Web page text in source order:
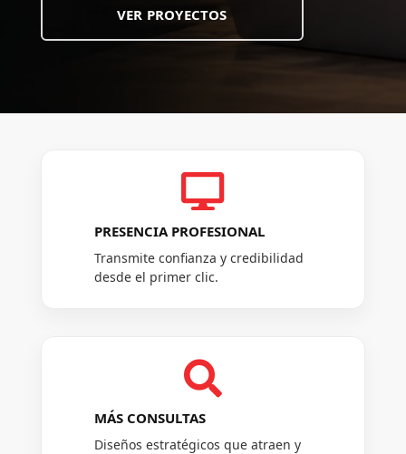
VER PROYECTOS

PRESENCIA PROFESIONAL
Transmite confianza y credibilidad
desde el primer clic.

MÁS CONSULTAS
Diseños estratégicos que atraen y